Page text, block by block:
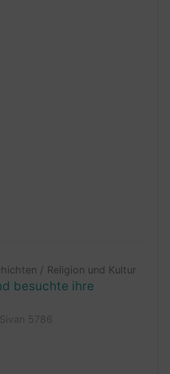
/ Religion und Kultur
besuchte ihre